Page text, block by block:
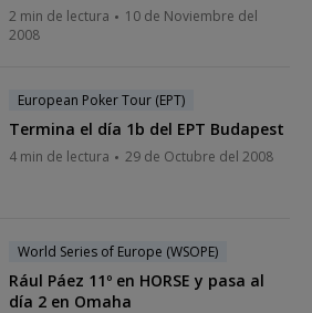
2 min de lectura
10 de Noviembre del
2008
European Poker Tour (EPT)
Termina el día 1b del EPT Budapest
4 min de lectura 29 de Octubre del 2008
World Series of Europe (WSOPE)
Rául Páez 11º en HORSE y pasa al
día 2 en Omaha